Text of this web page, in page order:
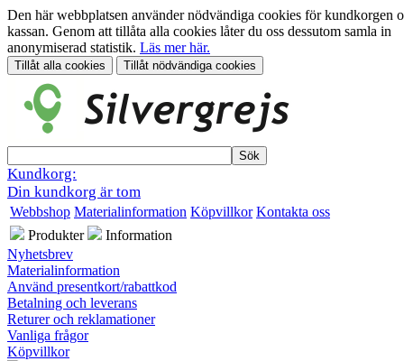
Den här webbplatsen använder nödvändiga cookies för kundkorgen
kassan. Genom att tillåta alla cookies låter du oss dessutom samla in
anonymiserad statistik. Läs mer här.
Kundkorg:
Din kundkorg är tom
Webbshop Materialinformation Köpvillkor Kontakta oss
Produkter
Information
Nyhetsbrev
Materialinformation
Använd presentkort/rabattkod
Betalning och leverans
Returer och reklamationer
Vanliga frågor
Köpvillkor